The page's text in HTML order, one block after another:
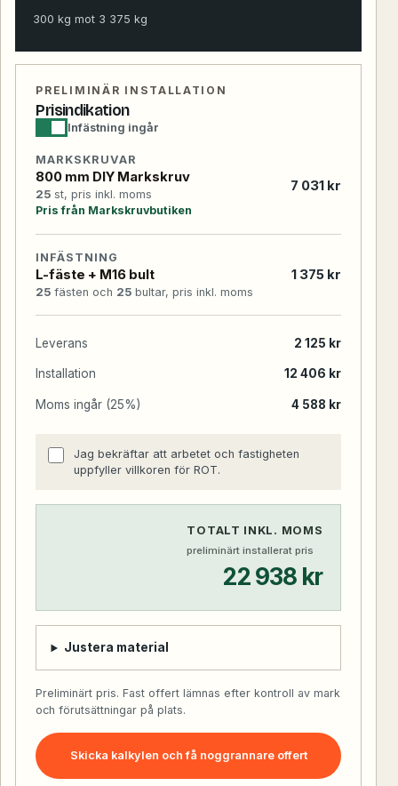
300 kg mot 3 375 kg
PRELIMINÄR INSTALLATION
Prisindikation
Infästning ingår
MARKSKRUVAR
800 mm DIY Markskruv
25 st, pris inkl. moms
Pris från Markskruvbutiken
7 031 kr
INFÄSTNING
L-fäste + M16 bult
25 fästen och 25 bultar, pris inkl. moms
1 375 kr
Leverans 2 125 kr
Installation 12 406 kr
Moms ingår (25%) 4 588 kr
Jag bekräftar att arbetet och fastigheten
uppfyller villkoren för ROT.
TOTALT INKL. MOMS
preliminärt installerat pris
22 938 kr
Justera material
Preliminärt pris. Fast offert lämnas efter kontroll av mark
och förutsättningar på plats.
Skicka kalkylen och få noggrannare offert